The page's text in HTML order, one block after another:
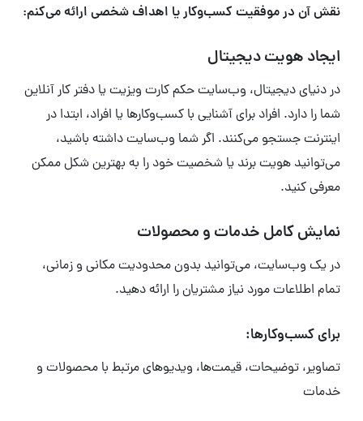
نقش آن در موفقیت کسب‌وکار یا اهداف شخصی ارائه می‌کنم:
ایجاد هویت دیجیتال
در دنیای دیجیتال، وب‌سایت حکم کارت ویزیت یا دفتر کار آنلاین
شما را دارد. افراد برای آشنایی با کسب‌وکارها یا افراد، ابتدا در
اینترنت جستجو می‌کنند. اگر شما وب‌سایت داشته باشید،
می‌توانید هویت برند یا شخصیت خود را به بهترین شکل ممکن
معرفی کنید.
نمایش کامل خدمات و محصولات
در یک وب‌سایت، می‌توانید بدون محدودیت مکانی و زمانی،
تمام اطلاعات مورد نیاز مشتریان را ارائه دهید.
برای کسب‌وکارها:
تصاویر، توضیحات، قیمت‌ها، ویدیوهای مرتبط با محصولات و
خدمات